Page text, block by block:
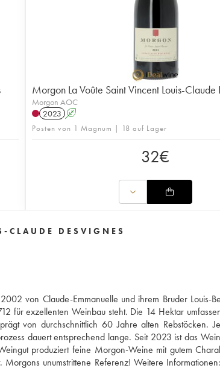
Morgon La Voûte Saint Vincent Louis-Claude
Morgon AOC
2023 A
Posten von 1 Magnum | 18 auf Lager
32€
CLAUDE DESVIGNES
von Claude-Emmanuelle und ihrem Bruder Louis-
für exzellenten Weinbau steht. Die 14 Hektar
von durchschnittlich 60 Jahre alten Rebstöcken.
dauert entsprechend lange. Seit 2023 ist das
produziert feine Morgon-Weine mit gutem
unumstrittene Referenz! Weitere Informationen: